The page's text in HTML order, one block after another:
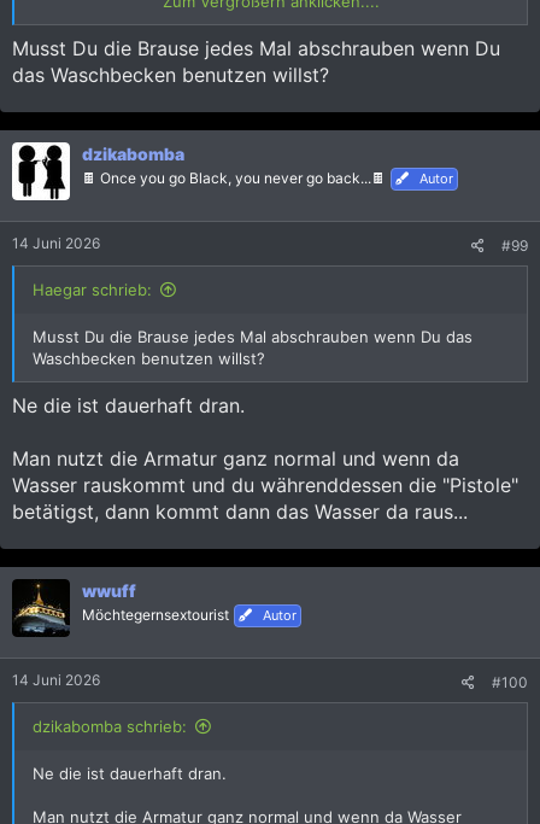
Anhang anzeigen 2227156
Musst Du die Brause jedes Mal abschrauben wenn Du
das Waschbecken benutzen willst?
dzikabomba
🍫 Once you go Black, you never go back...🍫 Autor
14 Juni 2026 #99
Haegar schrieb:
Musst Du die Brause jedes Mal abschrauben wenn Du das
Waschbecken benutzen willst?
Ne die ist dauerhaft dran.
Man nutzt die Armatur ganz normal und wenn da
Wasser rauskommt und du währenddessen die "Pistole"
betätigst, dann kommt dann das Wasser da raus...
wwuff
Möchtegernsextourist Autor
14 Juni 2026 #100
dzikabomba schrieb:
Ne die ist dauerhaft dran.
Man nutzt die Armatur ganz normal und wenn da Wasser